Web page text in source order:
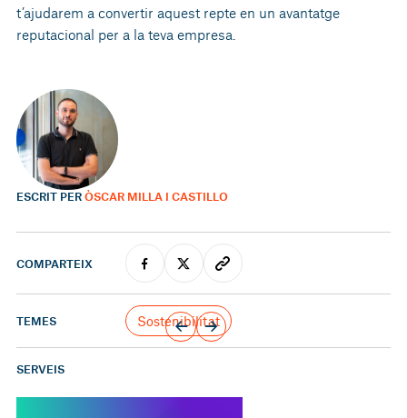
t’ajudarem a convertir aquest repte en un avantatge
reputacional per a la teva empresa.
ESCRIT PERÒSCAR MILLA I CASTILLO
COMPARTEIX
TEMES Sostenibilitat
SERVEIS